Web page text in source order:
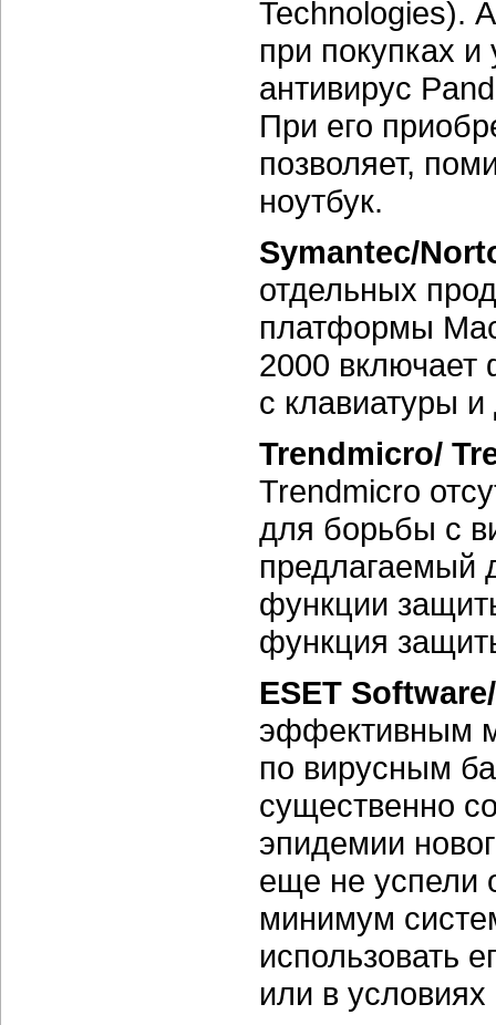
Technologies).
при покупках
антивирус
При его
позволяет,
ноутбук.
Symantec/
отдельных
платформы
2000
с клавиатуры и
Trendmicro/
Trendmicro
для борьбы с
предлагаемый
функции
функция
ESET
эффективным
по вирусным
существенно
эпидемии
еще не успели
минимум
использовать
или в